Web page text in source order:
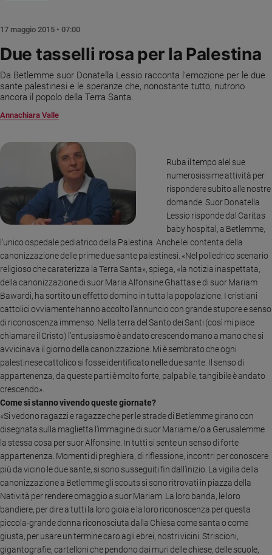
e
Santi
Devozione
e
Santo
giorno
Società
valori
Ambiente
e
Creato
Volontariato
Diritti
Aziende
di
valore
Caso
della
settimana
Migranti
Costume
Cultura
e
spettacoli
Due tasselli rosa per la Palestina
Da Betlemme suor Donatella Lessio racconta l'emozione per le due
sante palestinesi e le speranze che, nonostante tutto, nutrono
ancora il popolo della Terra Santa.
Annachiara Valle
17 maggio 2015 • 07:00
Ruba il tempo alel sue
numerosissime attività per
rispondere subito alle nostre
domande. Suor Donatella
Lessio risponde dal Caritas
baby hospital, a Betlemme,
l'unico ospedale pediatrico della Palestina. Anche lei contenta della
canonizzazione delle prime due sante palestinesi. «Nel poliedrico scenario
religioso che caraterizza la Terra Santa», spiega, «la notizia inaspettata,
della canonizzazione di suor Maria Alfonsine Ghattas e di suor Mariam
Bawardi, ha sortito un effetto domino in tutta la popolazione. I cristiani
cattolici ovviamente hanno accolto l’annuncio con grande stupore e senso
di riconoscenza immenso. Nella terra del Santo dei Santi (così mi piace
chiamare il Cristo) l’entusiasmo è andato crescendo mano a mano che si
avvicinava il giorno della canonizzazione. Mi è sembrato che ogni
palestinese cattolico si fosse identificato nelle due sante. Il senso di
appartenenza, da queste parti è molto forte, palpabile, tangibile è andato
crescendo».
Come si stanno vivendo queste giornate?
«Si vedono ragazzi e ragazze che per le strade di Betlemme girano con
disegnata sulla maglietta l’immagine di suor Mariam e/o a Gerusalemme
la stessa cosa per suor Alfonsine. In tutti si sente un senso di forte
appartenenza. Momenti di preghiera, di riflessione, incontri per conoscere
più da vicino le due sante, si sono susseguiti fin dall’inizio. La vigilia della
canonizzazione a Betlemme gli scouts si sono ritrovati in piazza della
Natività per rendere omaggio a suor Mariam. La loro banda, le loro
bandiere, per dire a tutti la loro gioia e la loro riconoscenza per questa
piccola-grande donna riconosciuta dalla Chiesa come santa o come
giusta, per usare un termine caro agli ebrei, nostri vicini. Striscioni,
gigantografie, cartelloni che pendono dai muri delle chiese, delle scuole,